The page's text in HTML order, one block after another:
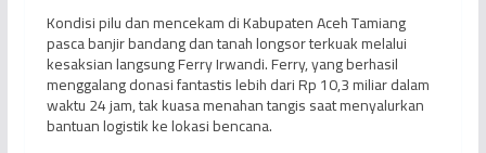
Kondisi pilu dan mencekam di Kabupaten Aceh Tamiang
pasca banjir bandang dan tanah longsor terkuak melalui
kesaksian langsung Ferry Irwandi. Ferry, yang berhasil
menggalang donasi fantastis lebih dari Rp 10,3 miliar dalam
waktu 24 jam, tak kuasa menahan tangis saat menyalurkan
bantuan logistik ke lokasi bencana.